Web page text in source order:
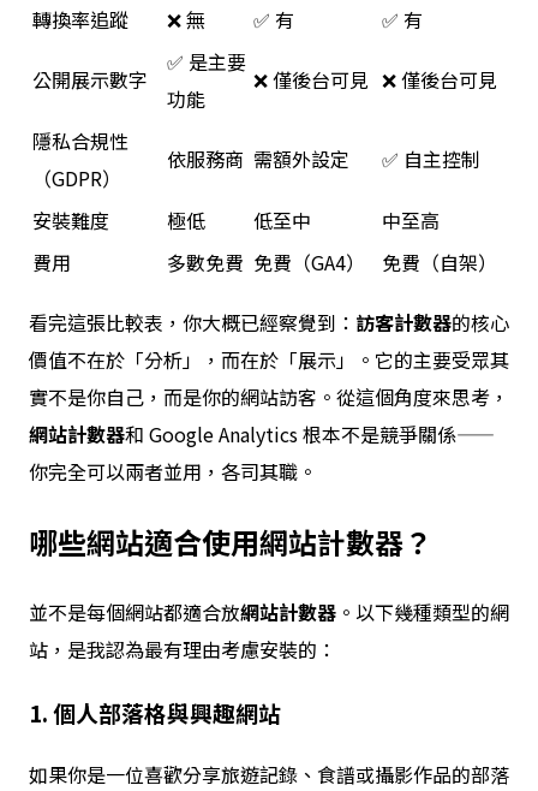
轉換率追蹤 ❌ 無 ✅ 有 ✅ 有
公開展示數字
✅ 是主要
功能
❌ 僅後台可見 ❌ 僅後台可見
隱私合規性
（GDPR）
依服務商 需額外設定 ✅ 自主控制
安裝難度 極低 低至中
中至高
費用
多數免費 免費（GA4） 免費（自架）
看完這張比較表，你大概已經察覺到： 訪客計數器的核心
價值不在於「分析」，而在於「展示」。它的主要受眾其
實不是你自己，而是你的網站訪客。從這個角度來思考，
網站計數器和 Google Analytics 根本不是競爭關係——
你完全可以兩者並用，各司其職。
哪些網站適合使用網站計數器？
並不是每個網站都適合放網站計數器 。以下幾種類型的網
站，是我認為最有理由考慮安裝的：
1. 個人部落格與興趣網站
如果你是一位喜歡分享旅遊記錄、食譜或攝影作品的部落